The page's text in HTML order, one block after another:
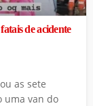
de acidente
as sete
uma van do